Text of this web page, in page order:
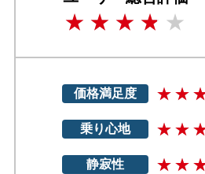
価格満足度
乗り心地
静寂性